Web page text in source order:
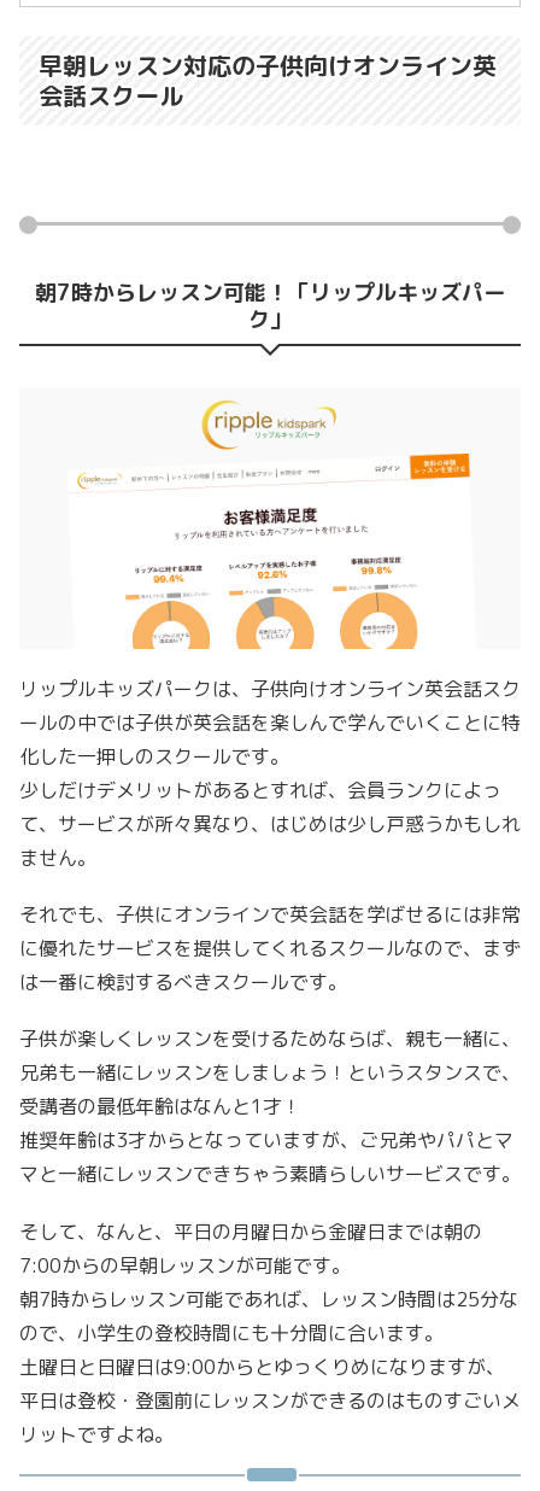
早朝レッスン対応の子供向けオンライン英
会話スクール
朝7時からレッスン可能！「リップルキッズパー
ク」
リップルキッズパークは、子供向けオンライン英会話スク
ールの中では子供が英会話を楽しんで学んでいくことに特
化した一押しのスクールです。
少しだけデメリットがあるとすれば、会員ランクによっ
て、サービスが所々異なり、はじめは少し戸惑うかもしれ
ません。
それでも、子供にオンラインで英会話を学ばせるには非常
に優れたサービスを提供してくれるスクールなので、まず
は一番に検討するべきスクールです。
子供が楽しくレッスンを受けるためならば、親も一緒に、
兄弟も一緒にレッスンをしましょう！というスタンスで、
受講者の最低年齢はなんと1才！
推奨年齢は3才からとなっていますが、ご兄弟やパパとマ
マと一緒にレッスンできちゃう素晴らしいサービスです。
そして、なんと、平日の月曜日から金曜日までは朝の
7:00からの早朝レッスンが可能です。
朝7時からレッスン可能であれば、レッスン時間は25分な
ので、小学生の登校時間にも十分間に合います。
土曜日と日曜日は9:00からとゆっくりめになりますが、
平日は登校・登園前にレッスンができるのはものすごいメ
リットですよね。